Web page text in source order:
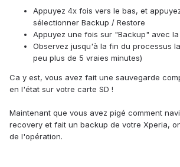
Appuyez 4x fois vers le bas, et
sélectionner Backup / Restore
Appuyez une fois sur "Backup" avec
Observez jusqu'à la fin du processus
peu plus de 5 vraies minutes)
Ca y est, vous avez fait une sauvegarde
en l'état sur votre carte SD !
Maintenant que vous avez pigé comment
recovery et fait un backup de votre Xperia,
de l'opération.